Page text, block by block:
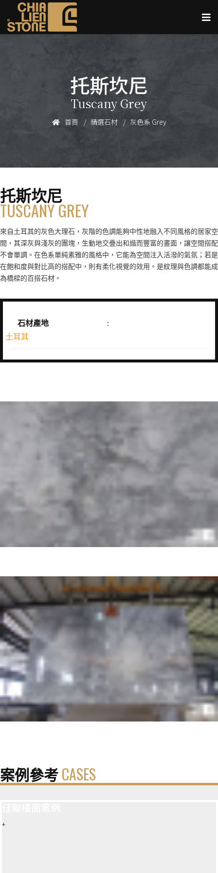
托斯坎尼
Tuscany Grey
首頁 精選石材 灰色系 Grey
托斯坎尼
TUSCANY GREY
來自土耳其的灰色大理石，灰階的色調能夠中性地融入不同風格的居家空
間，其深灰與淺灰的團塊，生動地交疊出和諧而豐富的畫面，讓空間搭配
不會單調。在色系單純素雅的風格中，它能為空間注入活潑的氣氛；若是
在飽和度與對比高的搭配中，則有柔化視覺的效用。是紋理與色調都能成
為橋樑的百搭石材。
石材產地
:
土耳其
案例參考CASES
+